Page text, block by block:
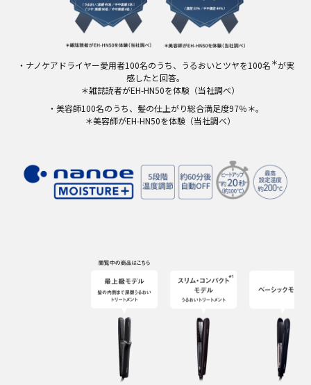
・ナノケアドライヤー愛用者100名のうち、うるおいとツヤを100名 ＊が実
感したと回答。
＊雑誌読者がEH-HN50を体験（当社調べ）
・美容師100名のうち、髪の仕上がり総合満足度97％＊。
＊美容師がEH-HN50を体験（当社調べ）